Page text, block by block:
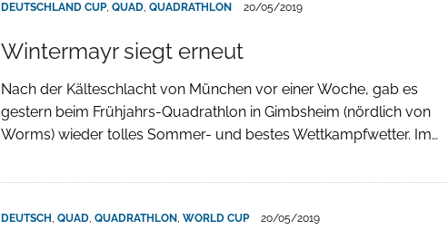
DEUTSCHLAND CUP, QUAD, QUADRATHLON 20/05/2019
Wintermayr siegt erneut
Nach der Kälteschlacht von München vor einer Woche, gab es
gestern beim Frühjahrs-Quadrathlon in Gimbsheim (nördlich von
Worms) wieder tolles Sommer- und bestes Wettkampfwetter. Im…
DEUTSCH , QUAD, QUADRATHLON , WORLD CUP 20/05/2019